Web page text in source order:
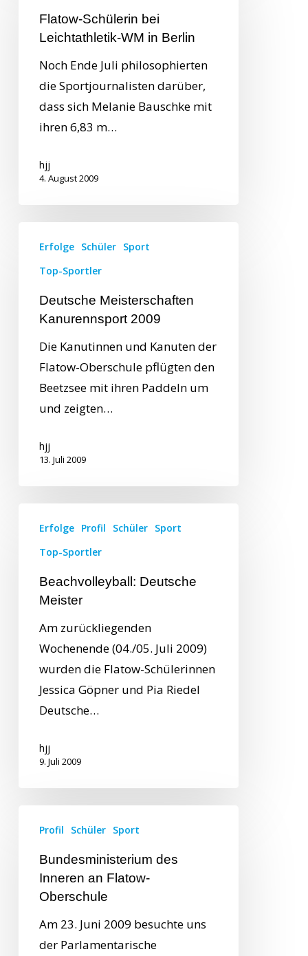
Flatow-Schülerin bei
Leichtathletik-WM in Berlin
Noch Ende Juli philosophierten
die Sportjournalisten darüber,
dass sich Melanie Bauschke mit
ihren 6,83 m…
hjj
4. August 2009
Erfolge Schüler Sport
Top-Sportler
Deutsche Meisterschaften
Kanurennsport 2009
Die Kanutinnen und Kanuten der
Flatow-Oberschule pflügten den
Beetzsee mit ihren Paddeln um
und zeigten…
hjj
13. Juli 2009
Erfolge Profil Schüler Sport
Top-Sportler
Beachvolleyball: Deutsche
Meister
Am zurückliegenden
Wochenende (04./05. Juli 2009)
wurden die Flatow-Schülerinnen
Jessica Göpner und Pia Riedel
Deutsche…
hjj
9. Juli 2009
Profil Schüler Sport
Bundesministerium des
Inneren an Flatow-
Oberschule
Am 23. Juni 2009 besuchte uns
der Parlamentarische